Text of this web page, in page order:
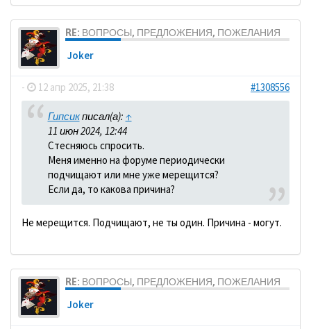
RE: ВОПРОСЫ, ПРЕДЛОЖЕНИЯ, ПОЖЕЛАНИЯ
Joker
- 12 апр 2025, 21:38 #1308556
Гипсикписал(а): ↑
11 июн 2024, 12:44
Стесняюсь спросить.
Меня именно на форуме периодически
подчищают или мне уже мерещится?
Если да, то какова причина?
Не мерещится. Подчищают, не ты один. Причина - могут.
RE: ВОПРОСЫ, ПРЕДЛОЖЕНИЯ, ПОЖЕЛАНИЯ
Joker